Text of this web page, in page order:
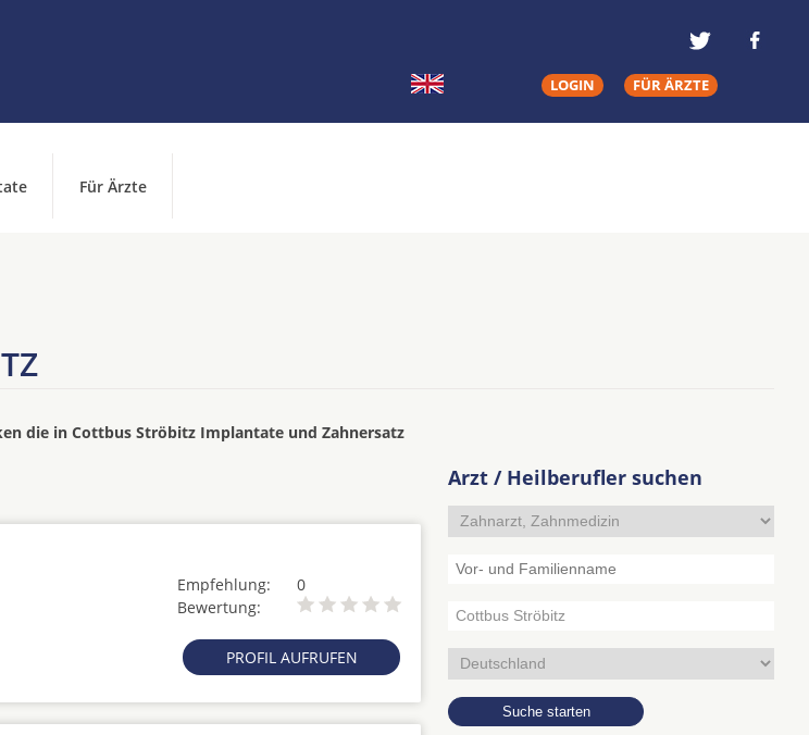
LOGIN FÜR ÄRZTE
Für Ärzte
die in Cottbus Ströbitz Implantate und Zahnersatz
Empfehlung:
0
Bewertung:
PROFIL AUFRUFEN
Arzt / Heilberufler suchen